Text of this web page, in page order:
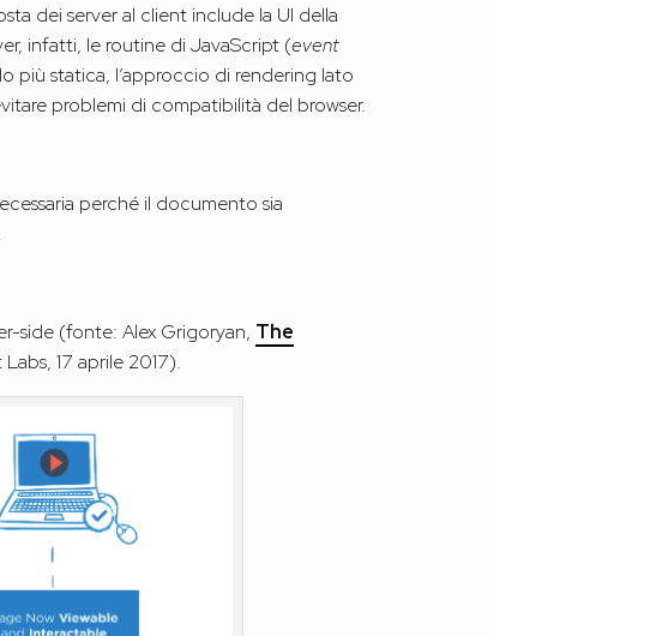
dei server al client include la UI della
infatti, le routine di JavaScript (event
più statica, l’approccio di rendering lato
problemi di compatibilità del browser.
perché il documento sia
side (fonte: Alex Grigoryan, The
Labs, 17 aprile 2017).